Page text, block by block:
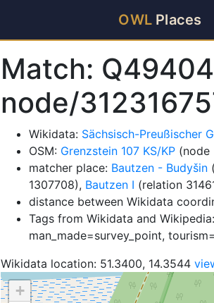
OWL Places
Match:
node/
Wikidata: Sächsisch-Preußischer
OSM: Grenzstein 107 KS/KP (node
matcher place: Bautzen - Budyšin
1307708), Bautzen I (relation
distance between Wikidata
Tags from Wikidata and
man_made=survey_point,
Wikidata location: 51.3400, 14.3544
+